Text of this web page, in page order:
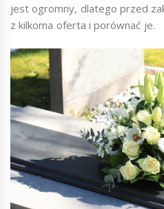
jest ogromny, dlatego przed
z kilkoma oferta i porównać je.